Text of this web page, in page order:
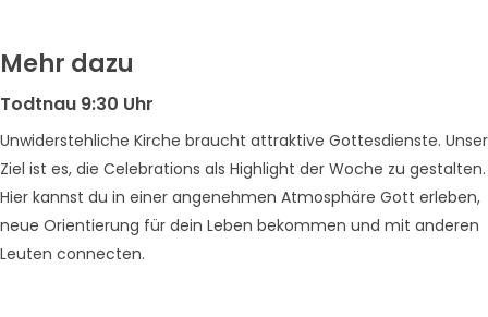
Mehr dazu
Todtnau 9:30 Uhr
Unwiderstehliche Kirche braucht attraktive Gottesdienste. Unser
Ziel ist es, die Celebrations als Highlight der Woche zu gestalten.
Hier kannst du in einer angenehmen Atmosphäre Gott erleben,
neue Orientierung für dein Leben bekommen und mit anderen
Leuten connecten.